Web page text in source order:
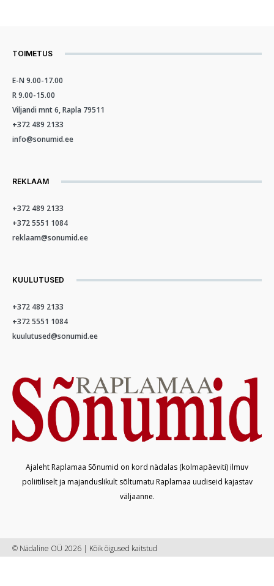
TOIMETUS
E-N 9.00-17.00
R 9.00-15.00
Viljandi mnt 6, Rapla 79511
+372 489 2133
info@sonumid.ee
REKLAAM
+372 489 2133
+372 5551 1084
reklaam@sonumid.ee
KUULUTUSED
+372 489 2133
+372 5551 1084
kuulutused@sonumid.ee
Ajaleht Raplamaa Sõnumid on kord nädalas (kolmapäeviti) ilmuv
poliitiliselt ja majanduslikult sõltumatu Raplamaa uudiseid kajastav
väljaanne.
© Nädaline OÜ 2026 | Kõik õigused kaitstud